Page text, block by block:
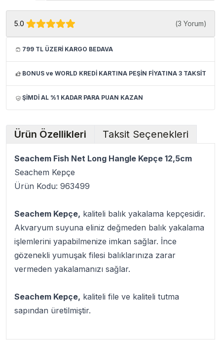
5.0 (3 Yorum)
799 TL ÜZERİ KARGO BEDAVA
BONUS ve WORLD KREDİ KARTINA PEŞİN FİYATINA 3 TAKSİT
ŞİMDİ AL %1 KADAR PARA PUAN KAZAN
Ürün Özellikleri Taksit Seçenekleri
Seachem Fish Net Long Hangle Kepçe 12,5cm
Seachem Kepçe
Ürün Kodu: 963499
Seachem Kepçe, kaliteli balık yakalama kepçesidir.
Akvaryum suyuna eliniz değmeden balık yakalama
işlemlerini yapabilmenize imkan sağlar. İnce
gözenekli yumuşak filesi balıklarınıza zarar
vermeden yakalamanızı sağlar.
Seachem Kepçe, kaliteli file ve kaliteli tutma
sapından üretilmiştir.